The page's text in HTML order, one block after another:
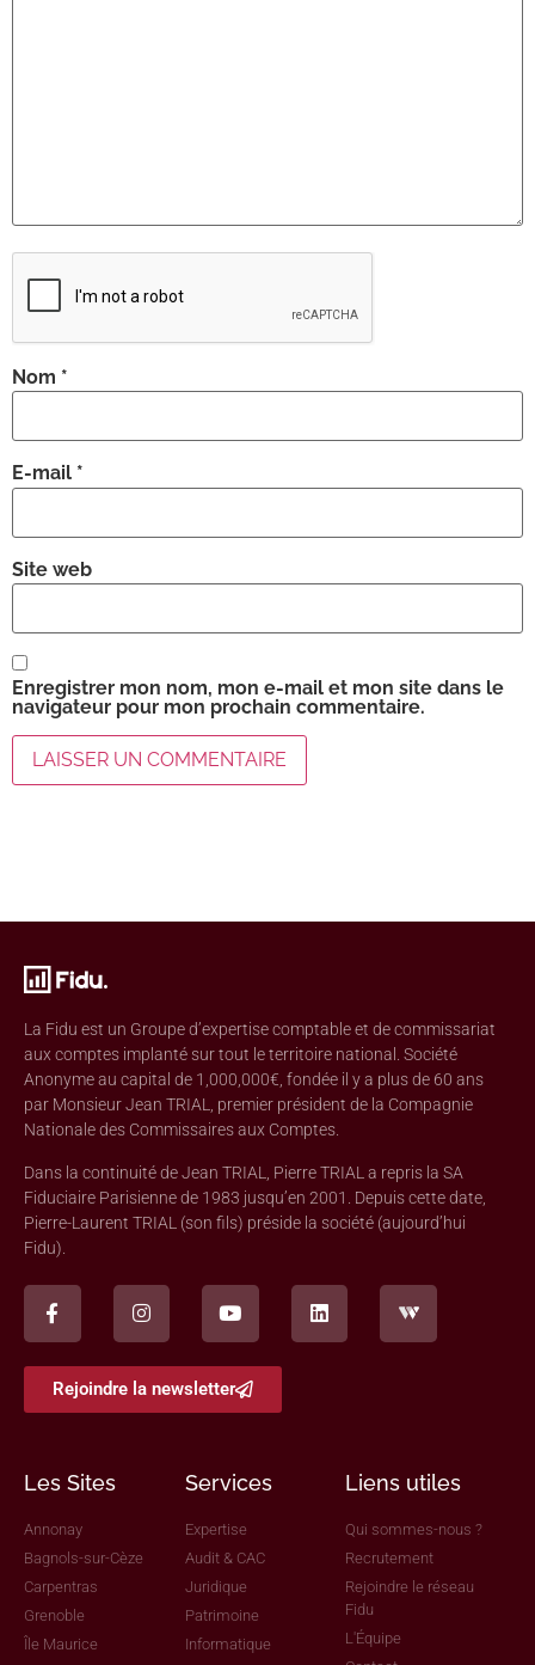
Nom *
E-mail *
Site web
Enregistrer mon nom, mon e-mail et mon site dans le
navigateur pour mon prochain commentaire.
La Fidu est un Groupe d’expertise comptable et de commissariat
aux comptes implanté sur tout le territoire national. Société
Anonyme au capital de 1,000,000€, fondée il y a plus de 60 ans
par Monsieur Jean TRIAL, premier président de la Compagnie
Nationale des Commissaires aux Comptes.
Dans la continuité de Jean TRIAL, Pierre TRIAL a repris la SA
Fiduciaire Parisienne de 1983 jusqu’en 2001. Depuis cette date,
Pierre-Laurent TRIAL (son fils) préside la société (aujourd’hui
Fidu).
Rejoindre la newsletter
Les Sites
Annonay
Bagnols-sur-Cèze
Carpentras
Grenoble
Île Maurice
Services
Expertise
Audit & CAC
Juridique
Patrimoine
Informatique
Liens utiles
Qui sommes-nous ?
Recrutement
Rejoindre le réseau
Fidu
L'Équipe